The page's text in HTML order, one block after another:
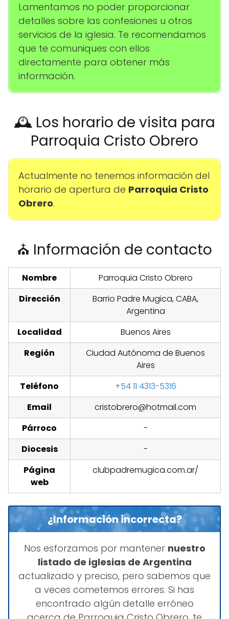
Lamentamos no poder proporcionar
detalles sobre las confesiones u otros
servicios de la iglesia. Te recomendamos
que te comuniques con ellos
directamente para obtener más
información.
🕰️ Los horario de visita para
Parroquia Cristo Obrero
Actualmente no tenemos información del
horario de apertura de Parroquia Cristo
Obrero.
⛪ Información de contacto
Nombre
Parroquia Cristo Obrero
Dirección
Barrio Padre Mugica, CABA,
Argentina
Localidad
Buenos Aires
Región
Ciudad Autónoma de Buenos
Aires
Teléfono
+54 11 4313-5316
Email
cristobrero@hotmail.com
Párroco
-
Diocesis
-
Página
web
clubpadremugica.com.ar/
¿Información incorrecta?
Nos esforzamos por mantener nuestro
listado de iglesias de Argentina
actualizado y preciso, pero sabemos que
a veces cometemos errores. Si has
encontrado algún detalle erróneo